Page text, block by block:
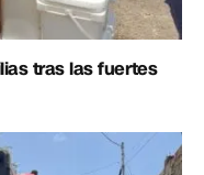
tras las fuertes